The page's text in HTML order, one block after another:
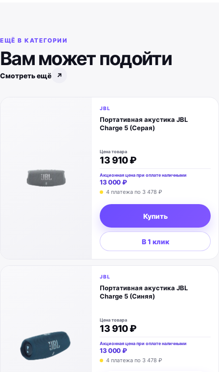
ЕЩЁ В КАТЕГОРИИ
Вам может подойти
Смотреть ещё ↗
JBL
Портативная акустика JBL
Charge 5 (Серая)
Цена товара
13 910 ₽
Акционная цена при оплате наличными
13 000 ₽
4 платежа по 3 478 ₽
Купить
В 1 клик
JBL
Портативная акустика JBL
Charge 5 (Синяя)
Цена товара
13 910 ₽
Акционная цена при оплате наличными
13 000 ₽
4 платежа по 3 478 ₽